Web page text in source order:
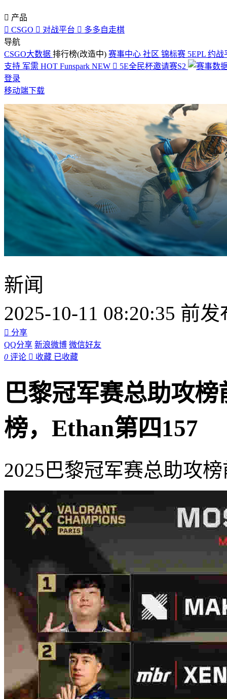
 产品
 CSGO  对战平台  多多自走棋
导航
CSGO大数据 排行榜(改造中) 赛事中心 社区 锦标赛 5EPL 约战
支持 军需 HOT Funspark NEW  5E全民杯邀请赛S2
登录
移动端下载
新闻
2025-10-11 08:20:35 前
 分享
QQ分享 新浪微博 微信好友
0 评论  收藏 已收藏
巴黎冠军赛总助攻
榜，Ethan第四157
2025巴黎冠军赛总助攻